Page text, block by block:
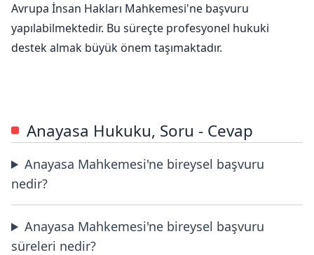
Avrupa İnsan Hakları Mahkemesi'ne başvuru
yapılabilmektedir. Bu süreçte profesyonel hukuki
destek almak büyük önem taşımaktadır.
Anayasa Hukuku, Soru - Cevap
Anayasa Mahkemesi'ne bireysel başvuru
nedir?
Anayasa Mahkemesi'ne bireysel başvuru
süreleri nedir?